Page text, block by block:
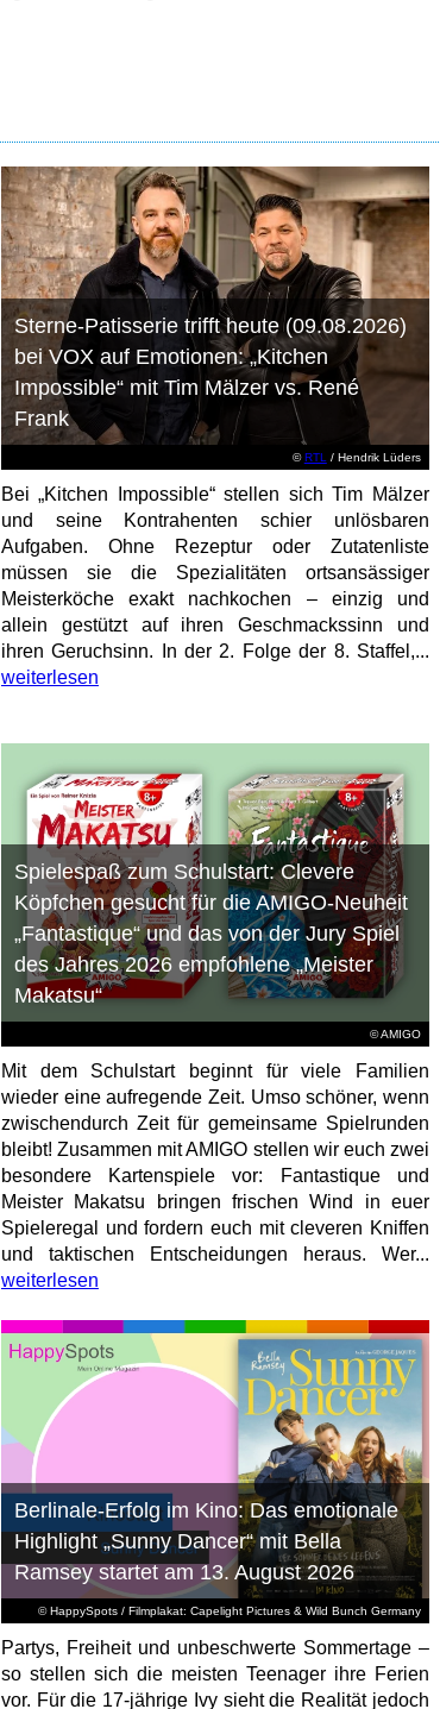
©RTL / Hendrik Lüders
Sterne-Patisserie trifft heute (09.08.2026)
bei VOX auf Emotionen: „Kitchen
Impossible“ mit Tim Mälzer vs. René
Frank
Bei „Kitchen Impossible“ stellen sich Tim Mälzer
und seine Kontrahenten schier unlösbaren
Aufgaben. Ohne Rezeptur oder Zutatenliste
müssen sie die Spezialitäten ortsansässiger
Meisterköche exakt nachkochen – einzig und
allein gestützt auf ihren Geschmackssinn und
ihren Geruchsinn. In der 2. Folge der 8. Staffel,...
weiterlesen
© AMIGO
Spielespaß zum Schulstart: Clevere
Köpfchen gesucht für die AMIGO-Neuheit
„Fantastique“ und das von der Jury Spiel
des Jahres 2026 empfohlene „Meister
Makatsu“
Mit dem Schulstart beginnt für viele Familien
wieder eine aufregende Zeit. Umso schöner, wenn
zwischendurch Zeit für gemeinsame Spielrunden
bleibt! Zusammen mit AMIGO stellen wir euch zwei
besondere Kartenspiele vor: Fantastique und
Meister Makatsu bringen frischen Wind in euer
Spieleregal und fordern euch mit cleveren Kniffen
und taktischen Entscheidungen heraus. Wer...
weiterlesen
© HappySpots / Filmplakat: Capelight Pictures & Wild Bunch Germany
Berlinale-Erfolg im Kino: Das emotionale
Highlight „Sunny Dancer“ mit Bella
Ramsey startet am 13. August 2026
Partys, Freiheit und unbeschwerte Sommertage –
so stellen sich die meisten Teenager ihre Ferien
vor. Für die 17-jährige Ivy sieht die Realität jedoch